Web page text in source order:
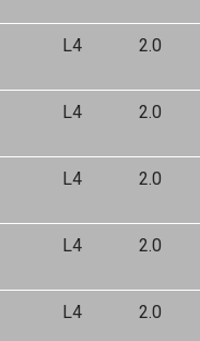
L4 2.0
L4 2.0
L4 2.0
L4 2.0
L4 2.0